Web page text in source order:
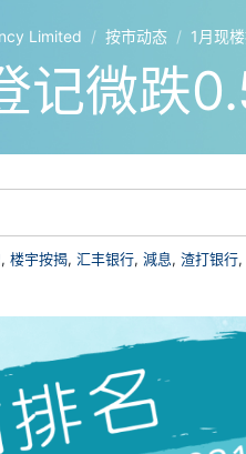
Limited 利嘉閣按揭代理有限
/ 按市动态 / 1月现
记微跌
, 楼宇按揭, 汇丰银行, 減息, 渣打银行,